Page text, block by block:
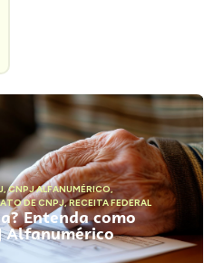
,CNPJ ALFANUMÉRICO,
DE CNPJ,RECEITA FEDERAL
Entenda como
Alfanumérico